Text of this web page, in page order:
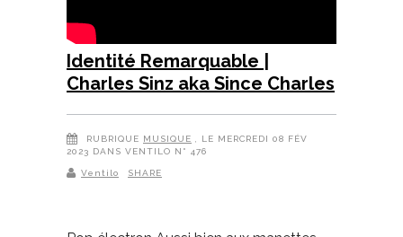
Identité Remarquable |
Charles Sinz aka Since Charles
RUBRIQUE MUSIQUE
, LE MERCREDI 08 FÉV
2023 DANS VENTILO N° 476
Ventilo SHARE